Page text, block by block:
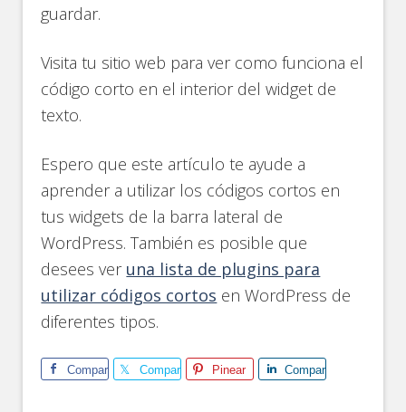
guardar.
Visita tu sitio web para ver como funciona el
código corto en el interior del widget de
texto.
Espero que este artículo te ayude a
aprender a utilizar los códigos cortos en
tus widgets de la barra lateral de
WordPress. También es posible que
desees ver una lista de plugins para
utilizar códigos cortos en WordPress de
diferentes tipos.
Comparte Comparte Pinear Comparte